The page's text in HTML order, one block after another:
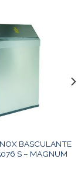
BASCULANTE
S – MAGNUM